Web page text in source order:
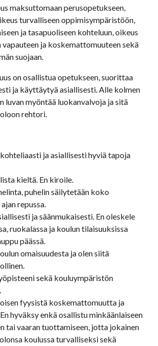
maksuttomaan perusopetukseen,
turvalliseen oppimisympäristöön,
ja tasapuoliseen kohteluun, oikeus
ja koskemattomuuteen sekä
suojaan.
on osallistua opetukseen, suorittaa
ja käyttäytyä asiallisesti. Alle kolmen
luvan myöntää luokanvalvoja ja sitä
rehtori.
ja asiallisesti hyviä tapoja
kieltä. En kiroile.
puhelin säilytetään koko
repussa.
ja säänmukaisesti. En oleskele
ruokalassa ja koulun tilaisuuksissa
päässä.
omaisuudesta ja olen siitä
sekä kouluympäristön
fyysistä koskemattomuutta ja
hyväksy enkä osallistu minkäänlaiseen
tai vaaran tuottamiseen, jotta jokainen
koulussa turvalliseksi sekä